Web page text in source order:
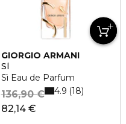
GIORGIO ARMANI
SÌ
Sì Eau de Parfum
82,14 €
136,90 € 4.9 18